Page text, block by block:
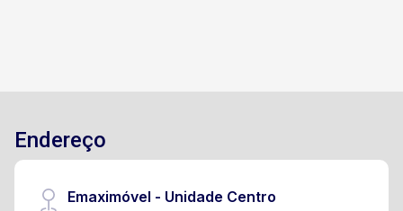
Endereço
Emaximóvel - Unidade Centro